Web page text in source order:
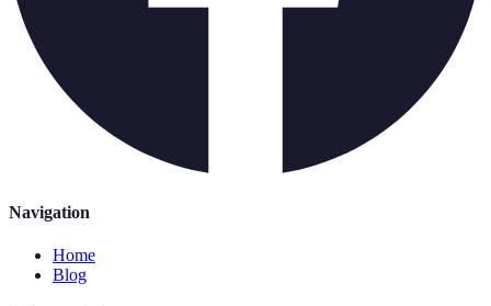
Navigation
Home
Blog